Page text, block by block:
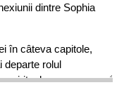
dintre Sophia
în câteva capitole,
departe rolul
spirituale.